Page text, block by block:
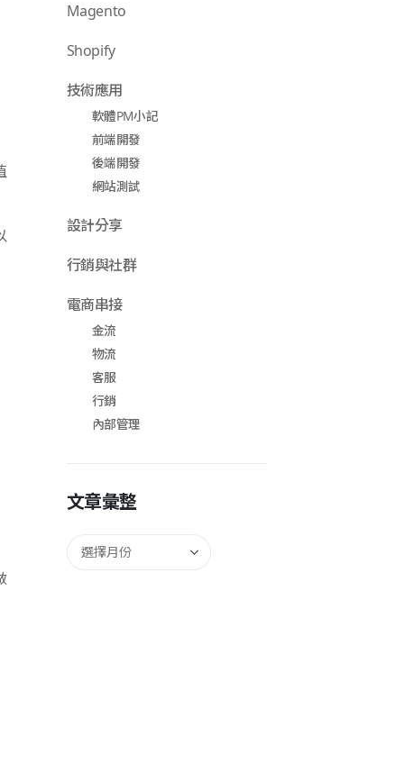
Magento
Shopify
技術應用
軟體PM小記
前端開發
後端開發
網站測試
設計分享
行銷與社群
電商串接
金流
物流
客服
行銷
內部管理
文章彙整